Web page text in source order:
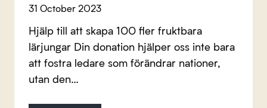
31 October 2023
Hjälp till att skapa 100 fler fruktbara
lärjungar Din donation hjälper oss inte bara
att fostra ledare som förändrar nationer,
utan den…